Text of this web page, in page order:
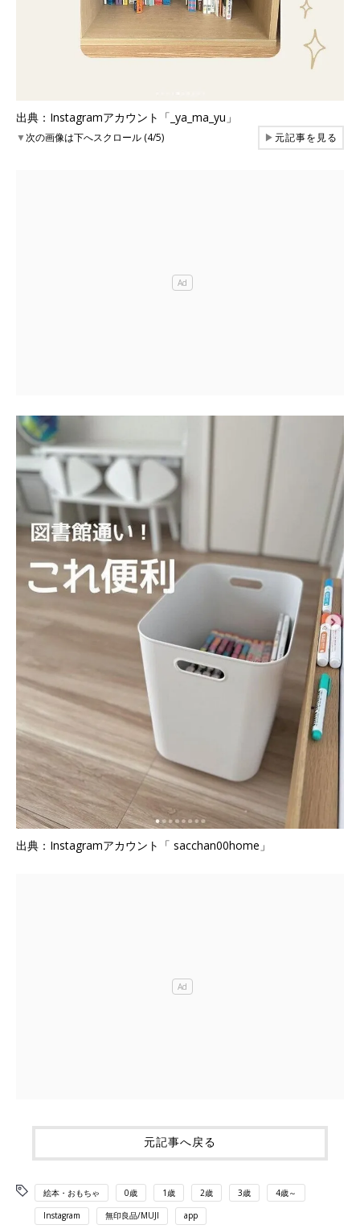
出典：Instagramアカウント「_ya_ma_yu」
▼次の画像は下へスクロール (4/5) ▶元記事を見る
出典：Instagramアカウント「 sacchan00home」
元記事へ戻る
絵本・おもちゃ 0歳 1歳 2歳 3歳 4歳～
Instagram 無印良品/MUJI app